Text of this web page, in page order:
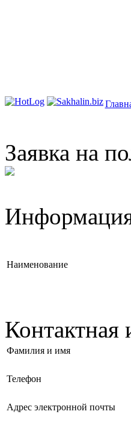
Заявка на
Наименование
Фамилия и имя
Телефон
Адрес электронной почты